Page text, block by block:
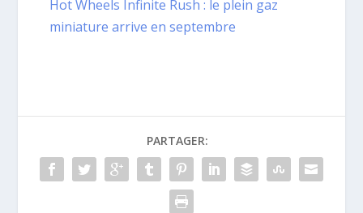
Hot Wheels Infinite Rush : le plein gaz
miniature arrive en septembre
PARTAGER: